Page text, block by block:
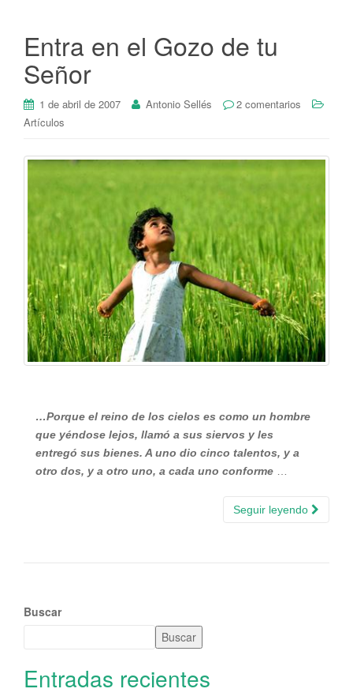
Entra en el Gozo de tu
Señor
1 de abril de 2007 Antonio Sellés
2 comentarios
Artículos
…Porque el reino de los cielos es como un hombre
que yéndose lejos, llamó a sus siervos y les
entregó sus bienes. A uno dio cinco talentos, y a
otro dos, y a otro uno, a cada uno conforme …
Seguir leyendo
Buscar
Buscar
Entradas recientes